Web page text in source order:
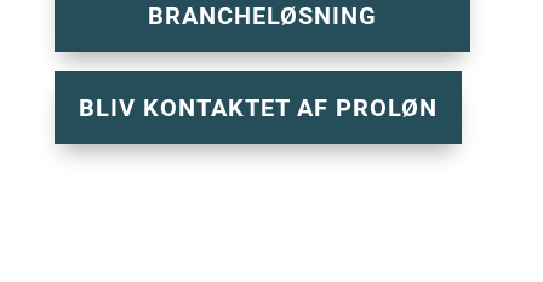
BRANCHELØSNING
BLIV KONTAKTET AF PROLØN